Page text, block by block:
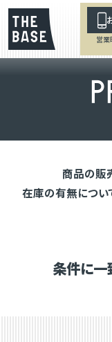
営
P
商品の販
在庫の有無につい
条件に一